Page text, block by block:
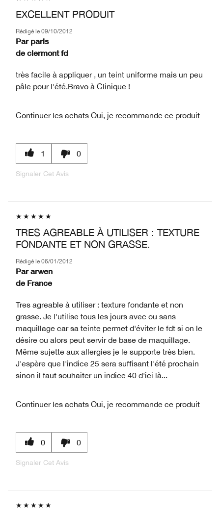
EXCELLENT PRODUIT
Rédigé le 09/10/2012
Par paris
de clermont fd
très facile à appliquer , un teint uniforme mais un peu
pâle pour l'été.Bravo à Clinique !
Continuer les achats Oui, je recommande ce produit
1 0
Signaler Cet Avis
TRES AGREABLE À UTILISER : TEXTURE
FONDANTE ET NON GRASSE.
Rédigé le 06/01/2012
Par arwen
de France
Tres agreable à utiliser : texture fondante et non
grasse. Je l'utilise tous les jours avec ou sans
maquillage car sa teinte permet d'éviter le fdt si on le
désire ou alors peut servir de base de maquillage.
Même sujette aux allergies je le supporte très bien.
J'espère que l'indice 25 sera suffisant l'été prochain
sinon il faut souhaiter un indice 40 d'ici là...
Continuer les achats Oui, je recommande ce produit
0 0
Signaler Cet Avis